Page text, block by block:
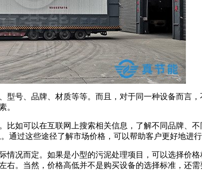
号、品牌、材质等等。而且，对于同一种设备而言
。
如可以在互联网上搜索相关信息，了解不同品牌、不
过这些途径了解市场价格，可以帮助客户更好地进行
况而定。如果是小型的污泥处理项目，可以选择价
。当然，价格高低并不是购买设备的选择标准，还需